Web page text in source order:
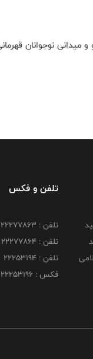
تلفن و فکس
تلفن : 22277863
تلفن : 22277864
تلفن : 22253194
فکس : 22253196